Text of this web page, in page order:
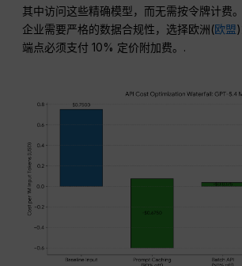
其中访问这些精确模型，而无需按令牌计费
企业需要严格的数据合规性，选择欧洲(欧盟
端点必须支付 10% 定价附加费。.